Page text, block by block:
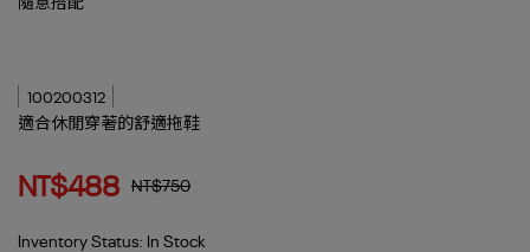
100200312
適合休閒穿著的舒適拖鞋
NT$488 NT$750
Inventory Status: In Stock